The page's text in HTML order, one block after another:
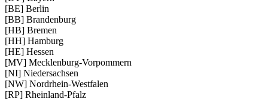
[BE] Berlin
[BB] Brandenburg
[HB] Bremen
[HH] Hamburg
[HE] Hessen
[MV] Mecklenburg-Vorpommern
[NI] Niedersachsen
[NW] Nordrhein-Westfalen
[RP] Rheinland-Pfalz